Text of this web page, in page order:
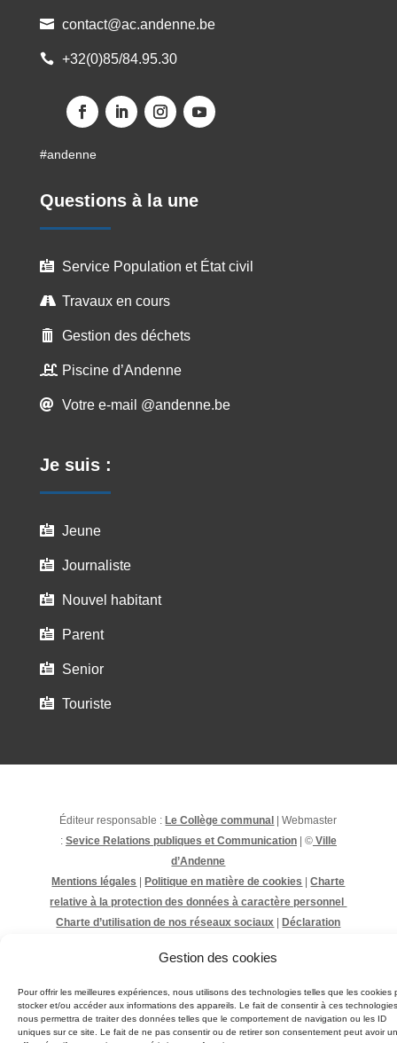
Gestion des cookies
Pour offrir les meilleures expériences, nous utilisons des technologies telles que les cookies
stocker et/ou accéder aux informations des appareils. Le fait de consentir à ces technologies
nous permettra de traiter des données telles que le comportement de navigation ou les ID
uniques sur ce site. Le fait de ne pas consentir ou de retirer son consentement peut avoir un
 contact@ac.andenne.be
 +32(0)85/84.95.30
#andenne
Questions à la une
 Service Population et État civil
 Travaux en cours
 Gestion des déchets
 Piscine d’Andenne
 Votre e-mail @andenne.be
Je suis :
 Jeune
 Journaliste
 Nouvel habitant
 Parent
 Senior
 Touriste
Éditeur responsable : Le Collège communal
| Webmaster
: Sevice Relations publiques et Communication | © Ville
d’Andenne
Mentions légales
Politique en matière de cookies
Charte
relative à la protection des données à caractère personnel
Charte d’utilisation de nos réseaux sociaux
Déclaration